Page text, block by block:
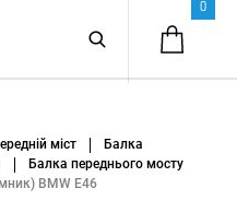
0
міст
Балка
Балка переднього мосту
BMW E46